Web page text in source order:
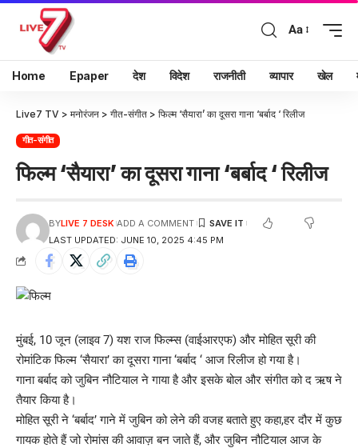
Aa
Home Epaper देश विदेश राजनीती व्यापार खेल
Live7 TV > मनोरंजन > गीत-संगीत > फिल्म ‘सैयारा’ का दूसरा गाना ‘बर्बाद ‘ रिलीज
गीत-संगीत
फिल्म ‘सैयारा’ का दूसरा गाना ‘बर्बाद ‘ रिलीज
LAST UPDATED: JUNE 10, 2025 4:45 PM
BYLIVE 7 DESK ADD A COMMENT
मुंबई, 10 जून (लाइव 7) यश राज फिल्म्स (वाईआरएफ) और मोहित सूरी की
रोमांटिक फिल्म ‘सैयारा’ का दूसरा गाना ‘बर्बाद ‘ आज रिलीज हो गया है।
गाना बर्बाद को जुबिन नौटियाल ने गाया है और इसके बोल और संगीत को द ऋष ने
तैयार किया है।
मोहित सूरी ने ‘बर्बाद’ गाने में जुबिन को लेने की वजह बताते हुए कहा,हर दौर में कुछ
गायक होते हैं जो रोमांस की आवाज़ बन जाते हैं, और जुबिन नौटियाल आज के